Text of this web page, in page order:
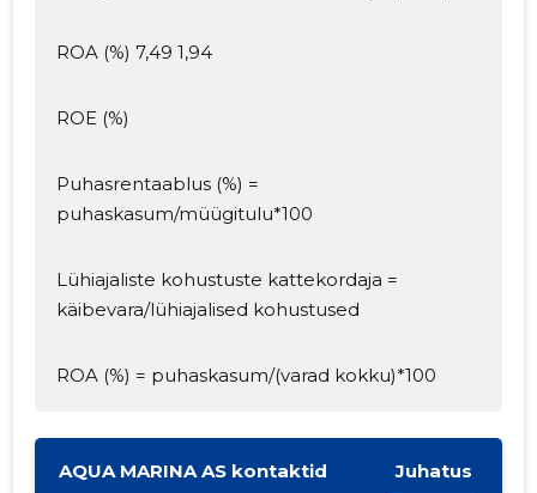
ROA (%) 7,49 1,94
ROE (%)
Puhasrentaablus (%) =
puhaskasum/müügitulu*100
Lühiajaliste kohustuste kattekordaja =
käibevara/lühiajalised kohustused
ROA (%) = puhaskasum/(varad kokku)*100
AQUA MARINA AS kontaktid Juhatus
Muuda pildi
MUUDA